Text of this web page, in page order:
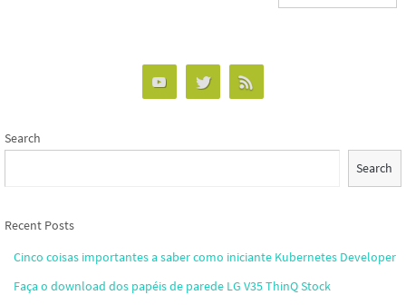
Search
Search
Recent Posts
Cinco coisas importantes a saber como iniciante Kubernetes Developer
Faça o download dos papéis de parede LG V35 ThinQ Stock